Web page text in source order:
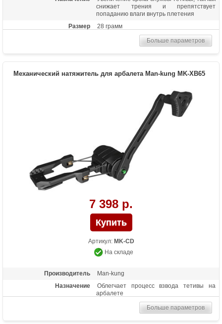
снижает трения и препятствует
попаданию влаги внутрь плетения
Размер
28 грамм
Больше параметров
Механический натяжитель для арбалета Man-kung MK-XB65
7 398 р.
Артикул: MK-CD
На складе
Производитель
Man-kung
Назначение
Облегчает процесс взвода тетивы на
арбалете
Больше параметров